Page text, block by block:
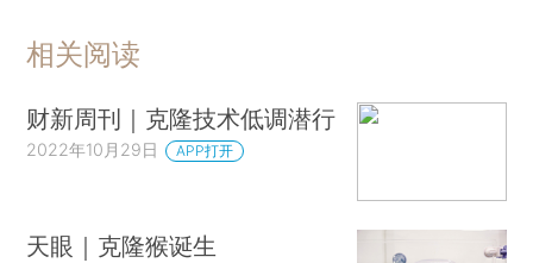
相关阅读
财新周刊｜克隆技术低调潜行
2022年10月29日 APP打开
天眼｜克隆猴诞生